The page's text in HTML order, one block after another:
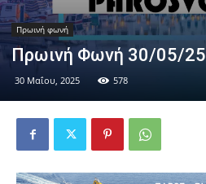
Πρωινή φωνή
Πρωινή Φωνή 30/05/25
30 Μαΐου, 2025 578